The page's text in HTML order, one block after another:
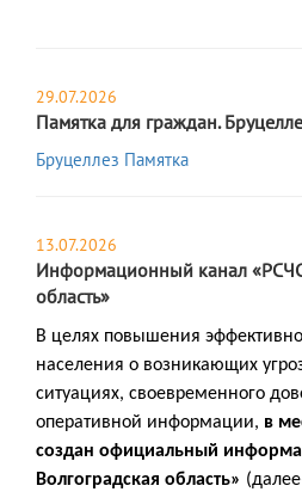
29.07.2026
Памятка для граждан.
Бруцеллез Памятка
13.07.2026
Информационный канал «РСЧС
область»
В целях повышения
населения о возникающих
ситуациях, своевременного
оперативной информации, в
создан официальный
Волгоградская область»